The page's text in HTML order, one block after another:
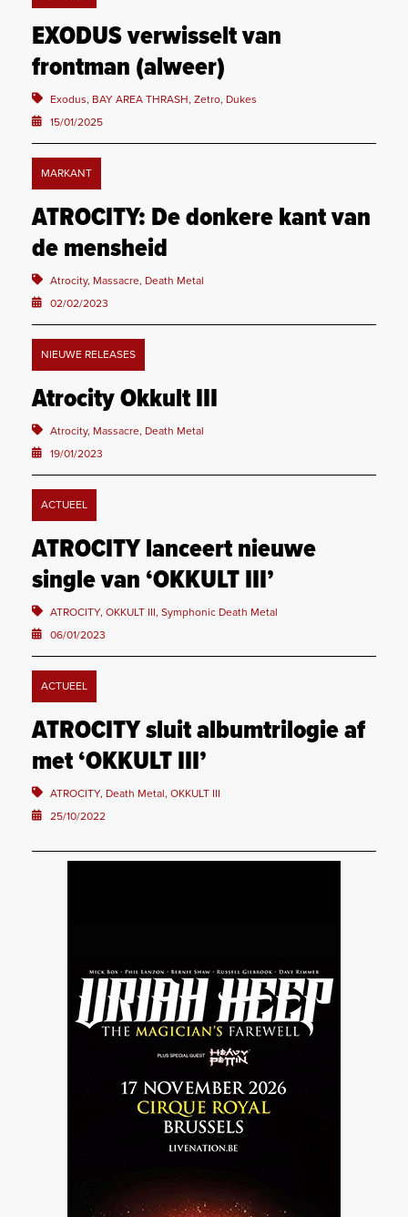
EXODUS verwisselt van
frontman (alweer)
Exodus, BAY AREA THRASH, Zetro, Dukes
15/01/2025
MARKANT
ATROCITY: De donkere kant van
de mensheid
Atrocity, Massacre, Death Metal
02/02/2023
NIEUWE RELEASES
Atrocity Okkult III
Atrocity, Massacre, Death Metal
19/01/2023
ACTUEEL
ATROCITY lanceert nieuwe
single van ‘OKKULT III’
ATROCITY, OKKULT III, Symphonic Death Metal
06/01/2023
ACTUEEL
ATROCITY sluit albumtrilogie af
met ‘OKKULT III’
ATROCITY, Death Metal, OKKULT III
25/10/2022